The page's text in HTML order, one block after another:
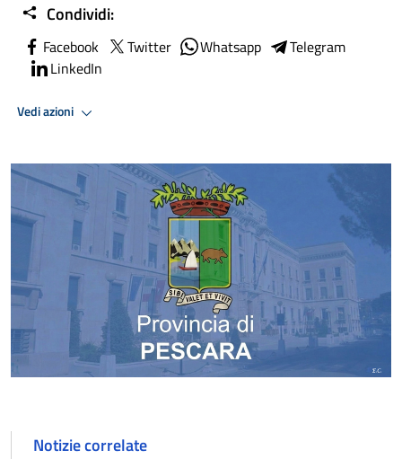
Condividi:
Facebook Twitter Whatsapp
Telegram
LinkedIn
Vedi azioni
Notizie correlate